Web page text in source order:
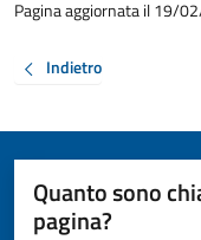
Pagina aggiornata il 19/
Indietro
Quanto sono
pagina?